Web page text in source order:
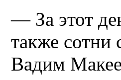
— За этот
также сотни
Вадим